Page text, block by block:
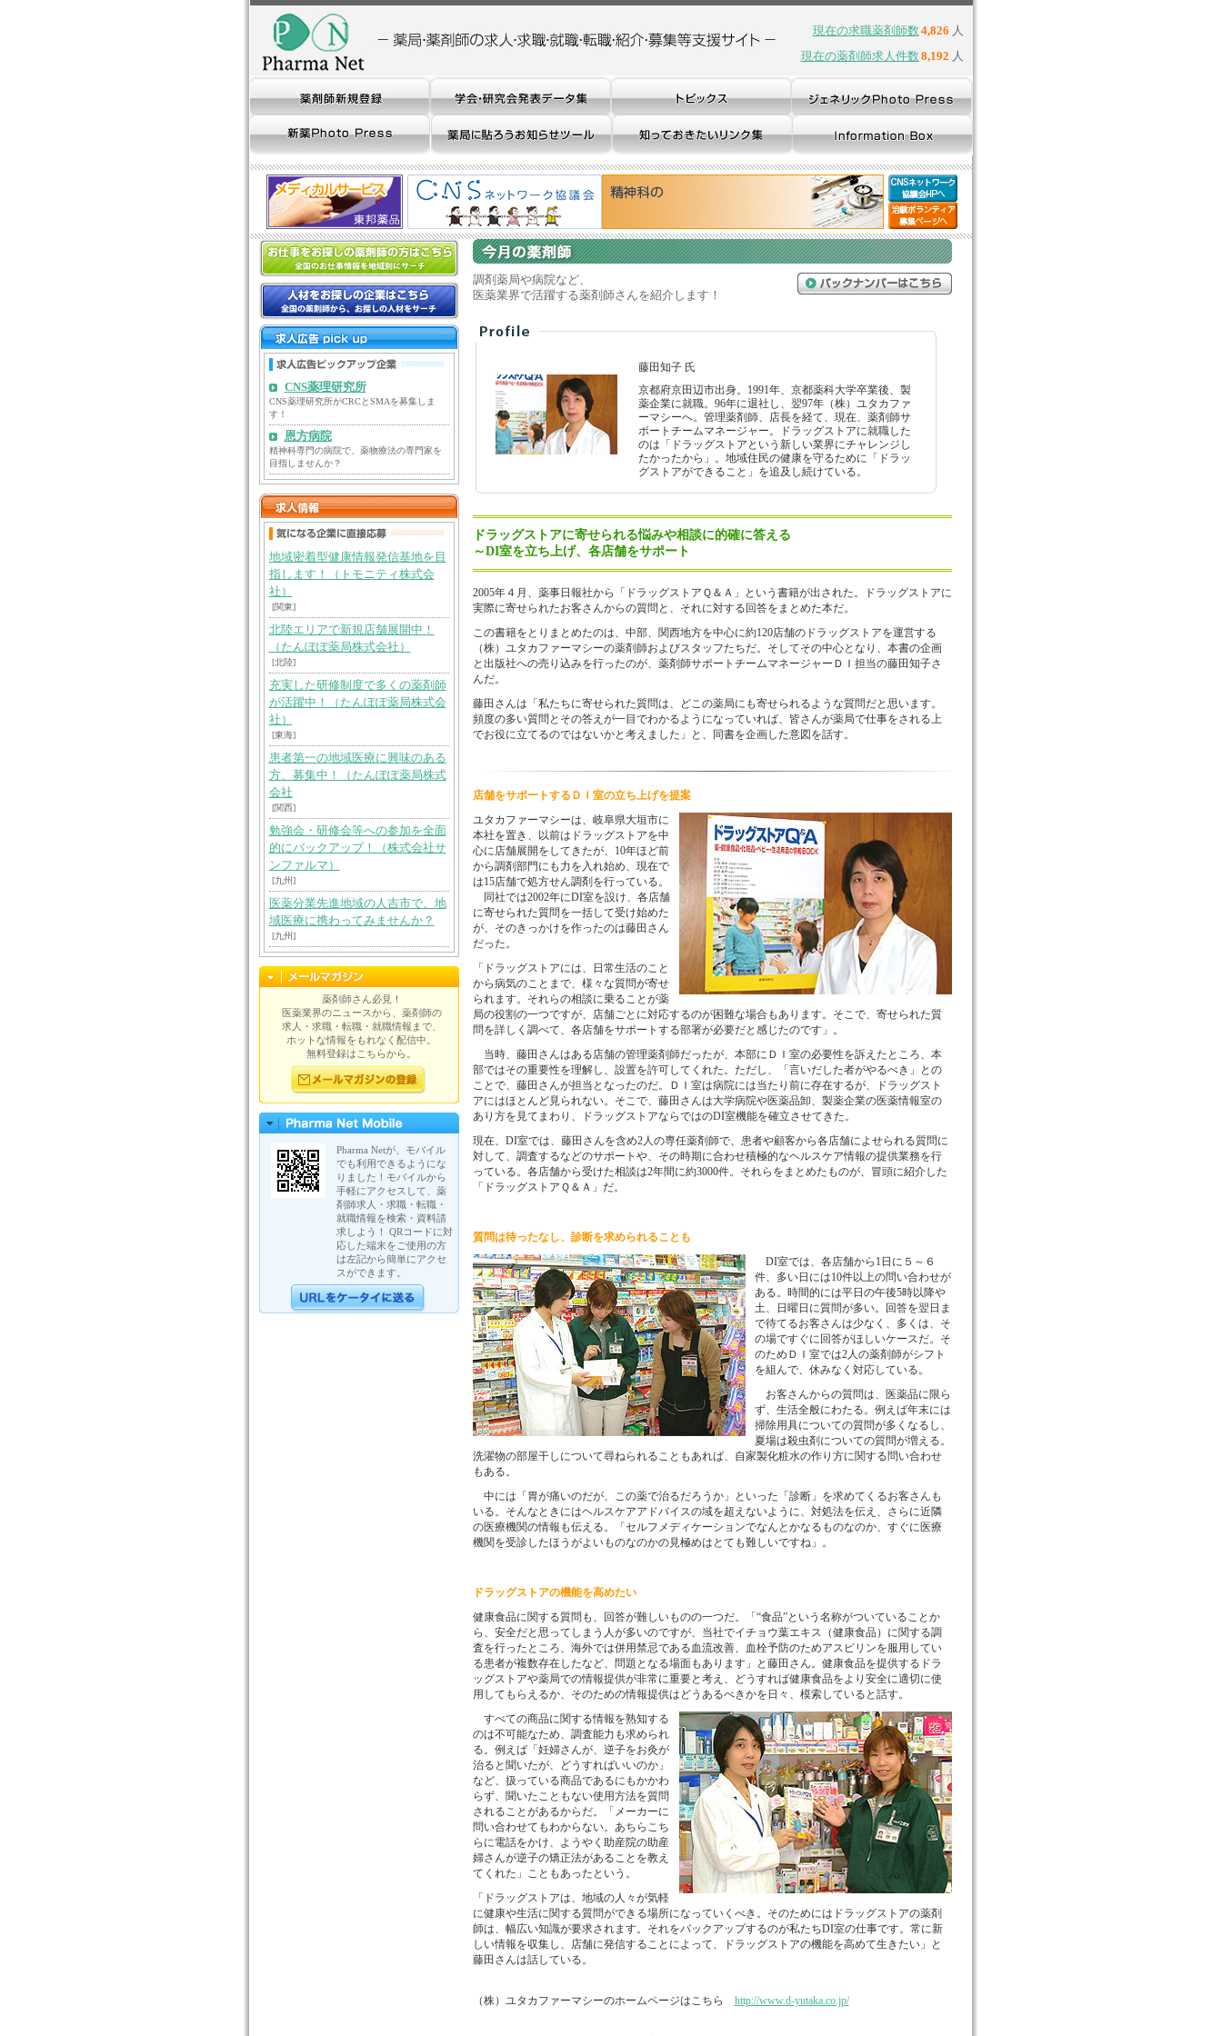
現在の求職薬剤師数 4,826 人
現在の薬剤師求人件数 8,192 人
CNS薬理研究所
CNS薬理研究所がCRCとSMAを募集しま
す！
恩方病院
精神科専門の病院で、薬物療法の専門家を
目指しませんか？
地域密着型健康情報発信基地を目
指します！（トモニティ株式会
社）
[関東]
北陸エリアで新規店舗展開中！
（たんぽぽ薬局株式会社）
[北陸]
充実した研修制度で多くの薬剤師
が活躍中！（たんぽぽ薬局株式会
社）
[東海]
患者第一の地域医療に興味のある
方、募集中！（たんぽぽ薬局株式
会社
[関西]
勉強会・研修会等への参加を全面
的にバックアップ！（株式会社サ
ンファルマ）
[九州]
医薬分業先進地域の人吉市で、地
域医療に携わってみませんか？
[九州]
薬剤師さん必見！
医薬業界のニュースから、薬剤師の
求人・求職・転職・就職情報まで、
ホットな情報をもれなく配信中。
無料登録はこちらから。
Pharma Netが、モバイル
でも利用できるようにな
りました！モバイルから
手軽にアクセスして、薬
剤師求人・求職・転職・
就職情報を検索・資料請
求しよう！ QRコードに対
応した端末をご使用の方
は左記から簡単にアクセ
スができます。
調剤薬局や病院など、
医薬業界で活躍する薬剤師さんを紹介します！
藤田知子 氏
京都府京田辺市出身。1991年、京都薬科大学卒業後、製
薬企業に就職。96年に退社し、翌97年（株）ユタカファ
ーマシーへ。管理薬剤師、店長を経て、現在、薬剤師サ
ポートチームマネージャー。ドラッグストアに就職した
のは「ドラッグストアという新しい業界にチャレンジし
たかったから」。地域住民の健康を守るために「ドラッ
グストアができること」を追及し続けている。
ドラッグストアに寄せられる悩みや相談に的確に答える
～DI室を立ち上げ、各店舗をサポート
2005年４月、薬事日報社から「ドラッグストアＱ＆Ａ」という書籍が出された。ドラッグストアに
実際に寄せられたお客さんからの質問と、それに対する回答をまとめた本だ。
この書籍をとりまとめたのは、中部、関西地方を中心に約120店舗のドラッグストアを運営する
（株）ユタカファーマシーの薬剤師およびスタッフたちだ。そしてその中心となり、本書の企画
と出版社への売り込みを行ったのが、薬剤師サポートチームマネージャーＤＩ担当の藤田知子さ
んだ。
藤田さんは「私たちに寄せられた質問は、どこの薬局にも寄せられるような質問だと思います。
頻度の多い質問とその答えが一目でわかるようになっていれば、皆さんが薬局で仕事をされる上
でお役に立てるのではないかと考えました」と、同書を企画した意図を話す。
店舗をサポートするＤＩ室の立ち上げを提案
ユタカファーマシーは、岐阜県大垣市に
本社を置き、以前はドラッグストアを中
心に店舗展開をしてきたが、10年ほど前
から調剤部門にも力を入れ始め、現在で
は15店舗で処方せん調剤を行っている。
同社では2002年にDI室を設け、各店舗
に寄せられた質問を一括して受け始めた
が、そのきっかけを作ったのは藤田さん
だった。
「ドラッグストアには、日常生活のこと
から病気のことまで、様々な質問が寄せ
られます。それらの相談に乗ることが薬
局の役割の一つですが、店舗ごとに対応するのが困難な場合もあります。そこで、寄せられた質
問を詳しく調べて、各店舗をサポートする部署が必要だと感じたのです」。
当時、藤田さんはある店舗の管理薬剤師だったが、本部にＤＩ室の必要性を訴えたところ、本
部ではその重要性を理解し、設置を許可してくれた。ただし、「言いだした者がやるべき」との
ことで、藤田さんが担当となったのだ。ＤＩ室は病院には当たり前に存在するが、ドラッグスト
アにはほとんど見られない。そこで、藤田さんは大学病院や医薬品卸、製薬企業の医薬情報室の
あり方を見てまわり、ドラッグストアならではのDI室機能を確立させてきた。
現在、DI室では、藤田さんを含め2人の専任薬剤師で、患者や顧客から各店舗によせられる質問に
対して、調査するなどのサポートや、その時期に合わせ積極的なヘルスケア情報の提供業務を行
っている。各店舗から受けた相談は2年間に約3000件。それらをまとめたものが、冒頭に紹介した
「ドラッグストアＱ＆Ａ」だ。
質問は待ったなし、診断を求められることも
DI室では、各店舗から1日に５～６
件、多い日には10件以上の問い合わせが
ある。時間的には平日の午後5時以降や
土、日曜日に質問が多い。回答を翌日ま
で待てるお客さんは少なく、多くは、そ
の場ですぐに回答がほしいケースだ。そ
のためＤＩ室では2人の薬剤師がシフト
を組んで、休みなく対応している。
お客さんからの質問は、医薬品に限ら
ず、生活全般にわたる。例えば年末には
掃除用具についての質問が多くなるし、
夏場は殺虫剤についての質問が増える。
洗濯物の部屋干しについて尋ねられることもあれば、自家製化粧水の作り方に関する問い合わせ
もある。
中には「胃が痛いのだが、この薬で治るだろうか」といった「診断」を求めてくるお客さんも
いる。そんなときにはヘルスケアアドバイスの域を超えないように、対処法を伝え、さらに近隣
の医療機関の情報も伝える。「セルフメディケーションでなんとかなるものなのか、すぐに医療
機関を受診したほうがよいものなのかの見極めはとても難しいですね」。
ドラッグストアの機能を高めたい
健康食品に関する質問も、回答が難しいものの一つだ。「“食品”という名称がついていることか
ら、安全だと思ってしまう人が多いのですが、当社でイチョウ葉エキス（健康食品）に関する調
査を行ったところ、海外では併用禁忌である血流改善、血栓予防のためアスピリンを服用してい
る患者が複数存在したなど、問題となる場面もあります」と藤田さん。健康食品を提供するドラ
ッグストアや薬局での情報提供が非常に重要と考え、どうすれば健康食品をより安全に適切に使
用してもらえるか、そのための情報提供はどうあるべきかを日々、模索していると話す。
すべての商品に関する情報を熟知する
のは不可能なため、調査能力も求められ
る。例えば「妊婦さんが、逆子をお灸が
治ると聞いたが、どうすればいいのか」
など、扱っている商品であるにもかかわ
らず、聞いたこともない使用方法を質問
されることがあるからだ。「メーカーに
問い合わせてもわからない。あちらこち
らに電話をかけ、ようやく助産院の助産
婦さんが逆子の矯正法があることを教え
てくれた」こともあったという。
「ドラッグストアは、地域の人々が気軽
に健康や生活に関する質問ができる場所になっていくべき。そのためにはドラッグストアの薬剤
師は、幅広い知識が要求されます。それをバックアップするのが私たちDI室の仕事です。常に新
しい情報を収集し、店舗に発信することによって、ドラッグストアの機能を高めて生きたい」と
藤田さんは話している。
（株）ユタカファーマシーのホームページはこちら http://www.d-yutaka.co.jp/